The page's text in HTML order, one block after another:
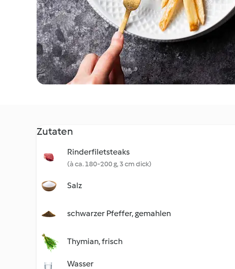
Zutaten
Rinderfiletsteaks
(à ca. 180-200 g, 3 cm dick)
Salz
schwarzer Pfeffer, gemahlen
Thymian, frisch
Wasser